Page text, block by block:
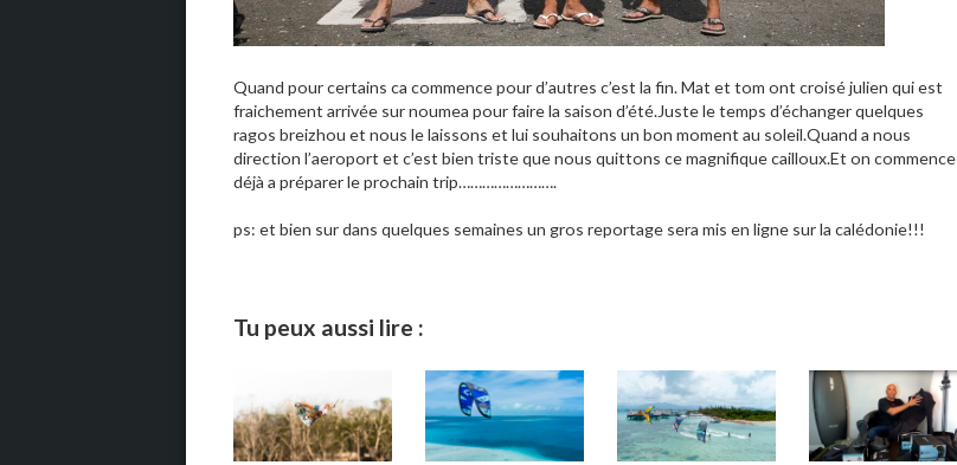
Quand pour certains ca commence pour d’autres c’est la fin. Mat et tom ont croisé julien qui est
fraichement arrivée sur noumea pour faire la saison d’été.Juste le temps d’échanger quelques
ragos breizhou et nous le laissons et lui souhaitons un bon moment au soleil.Quand a nous
direction l’aeroport et c’est bien triste que nous quittons ce magnifique cailloux.Et on commence
déjà a préparer le prochain trip…………………….
ps: et bien sur dans quelques semaines un gros reportage sera mis en ligne sur la calédonie!!!
Tu peux aussi lire :